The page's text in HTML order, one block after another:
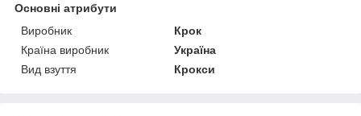
Основні атрибути
Виробник
Крок
Країна виробник
Україна
Вид взуття
Крокси